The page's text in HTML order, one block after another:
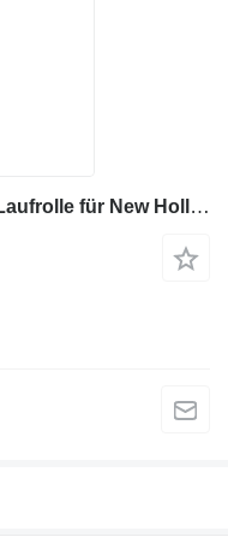
Roli de rulare pentru excavator Laufrolle für New Holland Baumaschinen